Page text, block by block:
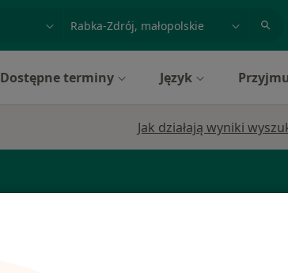
miasto lub dzielnica
Dostępne terminy Język
Jak działają wyniki